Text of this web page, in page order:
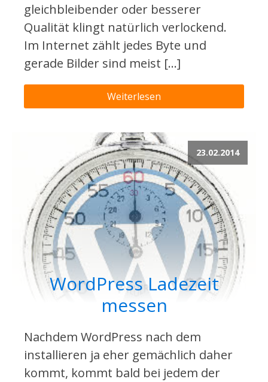
gleichbleibender oder besserer
Qualität klingt natürlich verlockend.
Im Internet zählt jedes Byte und
gerade Bilder sind meist […]
Weiterlesen
23.02.2014
WordPress Ladezeit
messen
Nachdem WordPress nach dem
installieren ja eher gemächlich daher
kommt, kommt bald bei jedem der